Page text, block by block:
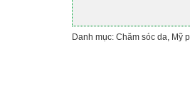
Danh mục: Chăm sóc da, Mỹ